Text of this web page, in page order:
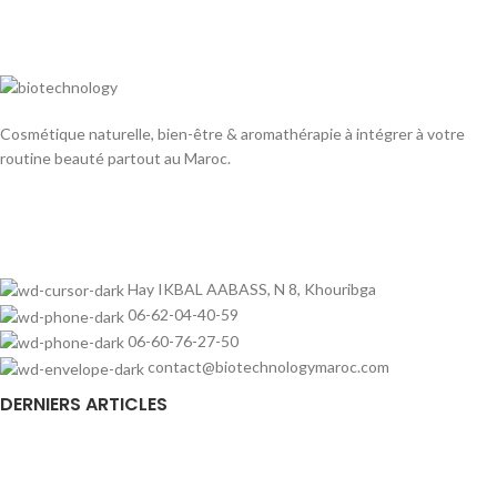
Cosmétique naturelle, bien-être & aromathérapie à intégrer à votre
routine beauté partout au Maroc.
Hay IKBAL AABASS, N 8, Khouribga
06-62-04-40-59
06-60-76-27-50
contact@biotechnologymaroc.com
DERNIERS ARTICLES